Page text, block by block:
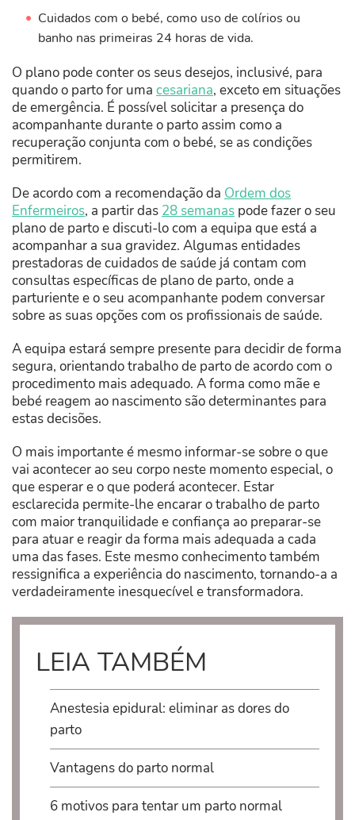
Cuidados com o bebé, como uso de colírios ou
banho nas primeiras 24 horas de vida.
O plano pode conter os seus desejos, inclusivé, para
quando o parto for uma cesariana, exceto em situações
de emergência. É possível solicitar a presença do
acompanhante durante o parto assim como a
recuperação conjunta com o bebé, se as condições
permitirem.
De acordo com a recomendação da Ordem dos
Enfermeiros, a partir das 28 semanas pode fazer o seu
plano de parto e discuti-lo com a equipa que está a
acompanhar a sua gravidez. Algumas entidades
prestadoras de cuidados de saúde já contam com
consultas específicas de plano de parto, onde a
parturiente e o seu acompanhante podem conversar
sobre as suas opções com os profissionais de saúde.
A equipa estará sempre presente para decidir de forma
segura, orientando trabalho de parto de acordo com o
procedimento mais adequado. A forma como mãe e
bebé reagem ao nascimento são determinantes para
estas decisões.
O mais importante é mesmo informar-se sobre o que
vai acontecer ao seu corpo neste momento especial, o
que esperar e o que poderá acontecer. Estar
esclarecida permite-lhe encarar o trabalho de parto
com maior tranquilidade e confiança ao preparar-se
para atuar e reagir da forma mais adequada a cada
uma das fases. Este mesmo conhecimento também
ressignifica a experiência do nascimento, tornando-a a
verdadeiramente inesquecível e transformadora.
LEIA TAMBÉM
Anestesia epidural: eliminar as dores do
parto
Vantagens do parto normal
6 motivos para tentar um parto normal